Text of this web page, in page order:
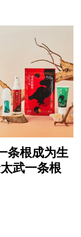
条根成为生
武一条根